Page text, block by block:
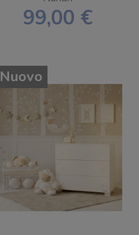
99,00 €
Nuovo